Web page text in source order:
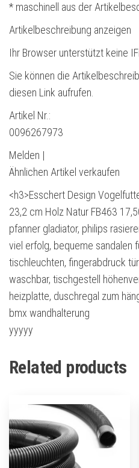
* maschinell aus der
Artikelbeschreibung anzeigen
Ihr Browser unterstützt keine
Sie können die
diesen Link aufrufen.
Artikel Nr.:
0096267973
Melden |
Ähnlichen Artikel verkaufen
<h3>Esschert Design
23,2 cm Holz Natur FB463
pfanner gladiator, philips
viel erfolg, bequeme sandalen
tischleuchten, fingerabdruck
waschbar, tischgestell
heizplatte, duschregal zum
bmx wandhalterung
yyyyy
Related products